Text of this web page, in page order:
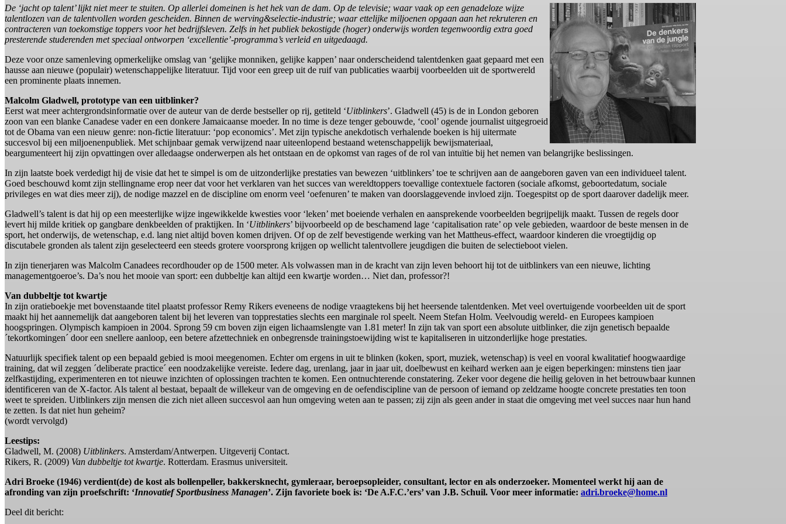
De ‘jacht op talent’ lijkt niet meer te stuiten. Op allerlei domeinen is het hek van de dam. Op de televisie; waar vaak op een genadeloze wijze
talentlozen van de talentvollen worden gescheiden. Binnen de werving&selectie-industrie; waar ettelijke miljoenen opgaan aan het rekruteren en
contracteren van toekomstige toppers voor het bedrijfsleven. Zelfs in het publiek bekostigde (hoger) onderwijs worden tegenwoordig extra goed
presterende studerenden met speciaal ontworpen ‘excellentie’-programma’s verleid en uitgedaagd.
Deze voor onze samenleving opmerkelijke omslag van ‘gelijke monniken, gelijke kappen’ naar onderscheidend talentdenken gaat gepaard met een
hausse aan nieuwe (populair) wetenschappelijke literatuur. Tijd voor een greep uit de ruif van publicaties waarbij voorbeelden uit de sportwereld
een prominente plaats innemen.
Malcolm Gladwell, prototype van een uitblinker?
Eerst wat meer achtergrondsinformatie over de auteur van de derde bestseller op rij, getiteld ‘Uitblinkers’. Gladwell (45) is de in London geboren
zoon van een blanke Canadese vader en een donkere Jamaicaanse moeder. In no time is deze tenger gebouwde, ‘cool’ ogende journalist uitgegroeid
tot de Obama van een nieuw genre: non-fictie literatuur: ‘pop economics’. Met zijn typische anekdotisch verhalende boeken is hij uitermate
succesvol bij een miljoenenpubliek. Met schijnbaar gemak verwijzend naar uiteenlopend bestaand wetenschappelijk bewijsmateriaal,
beargumenteert hij zijn opvattingen over alledaagse onderwerpen als het ontstaan en de opkomst van rages of de rol van intuïtie bij het nemen van belangrijke beslissingen.
In zijn laatste boek verdedigt hij de visie dat het te simpel is om de uitzonderlijke prestaties van bewezen ‘uitblinkers’ toe te schrijven aan de aangeboren gaven van een individueel talent.
Goed beschouwd komt zijn stellingname erop neer dat voor het verklaren van het succes van wereldtoppers toevallige contextuele factoren (sociale afkomst, geboortedatum, sociale
privileges en wat dies meer zij), de nodige mazzel en de discipline om enorm veel ‘oefenuren’ te maken van doorslaggevende invloed zijn. Toegespitst op de sport daarover dadelijk meer.
Gladwell’s talent is dat hij op een meesterlijke wijze ingewikkelde kwesties voor ‘leken’ met boeiende verhalen en aansprekende voorbeelden begrijpelijk maakt. Tussen de regels door
levert hij milde kritiek op gangbare denkbeelden of praktijken. In ‘Uitblinkers’ bijvoorbeeld op de beschamend lage ‘capitalisation rate’ op vele gebieden, waardoor de beste mensen in de
sport, het onderwijs, de wetenschap, e.d. lang niet altijd boven komen drijven. Of op de zelf bevestigende werking van het Mattheus-effect, waardoor kinderen die vroegtijdig op
discutabele gronden als talent zijn geselecteerd een steeds grotere voorsprong krijgen op wellicht talentvollere jeugdigen die buiten de selectieboot vielen.
In zijn tienerjaren was Malcolm Canadees recordhouder op de 1500 meter. Als volwassen man in de kracht van zijn leven behoort hij tot de uitblinkers van een nieuwe, lichting
managementgoeroe’s. Da’s nou het mooie van sport: een dubbeltje kan altijd een kwartje worden… Niet dan, professor?!
Van dubbeltje tot kwartje
In zijn oratieboekje met bovenstaande titel plaatst professor Remy Rikers eveneens de nodige vraagtekens bij het heersende talentdenken. Met veel overtuigende voorbeelden uit de sport
maakt hij het aannemelijk dat aangeboren talent bij het leveren van topprestaties slechts een marginale rol speelt. Neem Stefan Holm. Veelvoudig wereld- en Europees kampioen
hoogspringen. Olympisch kampioen in 2004. Sprong 59 cm boven zijn eigen lichaamslengte van 1.81 meter! In zijn tak van sport een absolute uitblinker, die zijn genetisch bepaalde
´tekortkomingen´ door een snellere aanloop, een betere afzettechniek en onbegrensde trainingstoewijding wist te kapitaliseren in uitzonderlijke hoge prestaties.
Natuurlijk specifiek talent op een bepaald gebied is mooi meegenomen. Echter om ergens in uit te blinken (koken, sport, muziek, wetenschap) is veel en vooral kwalitatief hoogwaardige
training, dat wil zeggen ´deliberate practice´ een noodzakelijke vereiste. Iedere dag, urenlang, jaar in jaar uit, doelbewust en keihard werken aan je eigen beperkingen: minstens tien jaar
zelfkastijding, experimenteren en tot nieuwe inzichten of oplossingen trachten te komen. Een ontnuchterende constatering. Zeker voor degene die heilig geloven in het betrouwbaar kunnen
identificeren van de X-factor. Als talent al bestaat, bepaalt de willekeur van de omgeving en de oefendiscipline van de persoon of iemand op zeldzame hoogte concrete prestaties ten toon
weet te spreiden. Uitblinkers zijn mensen die zich niet alleen succesvol aan hun omgeving weten aan te passen; zij zijn als geen ander in staat die omgeving met veel succes naar hun hand
te zetten. Is dat niet hun geheim?
(wordt vervolgd)
Leestips:
Gladwell, M. (2008) Uitblinkers. Amsterdam/Antwerpen. Uitgeverij Contact.
Rikers, R. (2009) Van dubbeltje tot kwartje. Rotterdam. Erasmus universiteit.
Adri Broeke (1946) verdient(de) de kost als bollenpeller, bakkersknecht, gymleraar, beroepsopleider, consultant, lector en als onderzoeker. Momenteel werkt hij aan de
afronding van zijn proefschrift: ‘Innovatief Sportbusiness Managen’. Zijn favoriete boek is: ‘De A.F.C.’ers’ van J.B. Schuil. Voor meer informatie: adri.broeke@home.nl
Deel dit bericht: